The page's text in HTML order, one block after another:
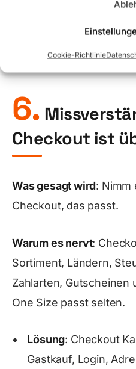
Cookie-Richtlinie
Dont Liste, manuelle
gegen manuell
6.
Checkout ist
Was gesagt wird: Nimm
Checkout, das passt.
Warum es nervt:
Sortiment, Ländern,
Zahlarten, Gutscheinen
One Size passt selten.
Lösung: Checkout
Gastkauf, Login,